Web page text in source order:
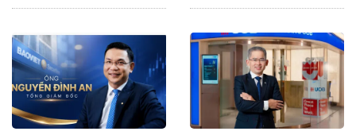
Bà Nguyễn Thị Kiều Anh và
dấu ấn lãnh đạo tại
SACOMBANK
Chân dung ông Nguyễn
Cao Cường - tân Chủ tịch